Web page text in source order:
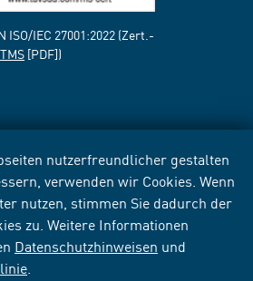
nutzerfreundlicher gestalten
verwenden wir Cookies. Wenn
nutzen, stimmen Sie dadurch der
zu. Weitere Informationen
Datenschutzhinweisen und
IEC 27001:2022 (Zert.-
[PDF])